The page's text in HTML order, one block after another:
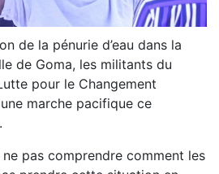
de la pénurie d’eau dans la
de Goma, les militants du
pour le Changement
marche pacifique ce
pas comprendre comment les